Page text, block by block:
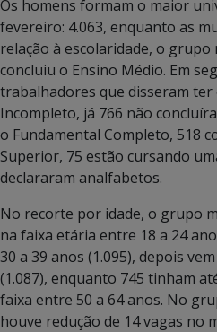
Os homens formam o maior
fevereiro: 4.063, enquanto as
relação à escolaridade, o grupo
concluiu o Ensino Médio. Em
trabalhadores que disseram ter
Incompleto, já 766 não
o Fundamental Completo, 518
Superior, 75 estão cursando
declararam analfabetos.
No recorte por idade, o grupo
na faixa etária entre 18 a 24
30 a 39 anos (1.095), depois
(1.087), enquanto 745 tinham
faixa entre 50 a 64 anos. No
houve redução de 14 vagas no